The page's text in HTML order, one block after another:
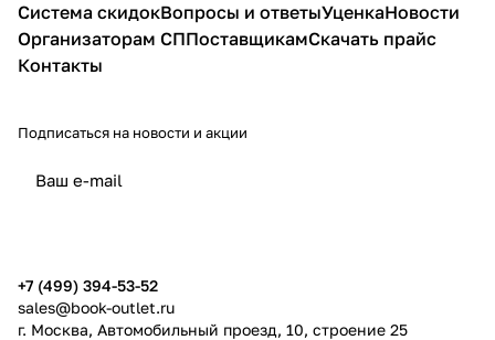
Система скидокВопросы и ответыУценкаНовости
Организаторам СППоставщикамСкачать прайс
Контакты
Подписаться на новости и акции
+7 (499) 394-53-52
sales@book-outlet.ru
г. Москва, Автомобильный проезд, 10, строение 25